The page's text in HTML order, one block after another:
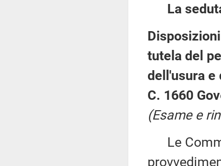
La
tutela del
dell'usura
C. 1660
(Esame e
Le